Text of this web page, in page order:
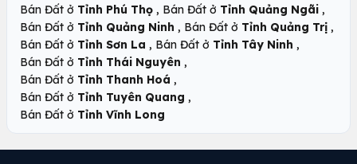
Bán Đất ở Tỉnh Phú Thọ , Bán Đất ở Tỉnh Quảng Ngãi ,
Bán Đất ở Tỉnh Quảng Ninh , Bán Đất ở Tỉnh Quảng Trị ,
Bán Đất ở Tỉnh Sơn La , Bán Đất ở Tỉnh Tây Ninh ,
Bán Đất ở Tỉnh Thái Nguyên ,
Bán Đất ở Tỉnh Thanh Hoá ,
Bán Đất ở Tỉnh Tuyên Quang ,
Bán Đất ở Tỉnh Vĩnh Long